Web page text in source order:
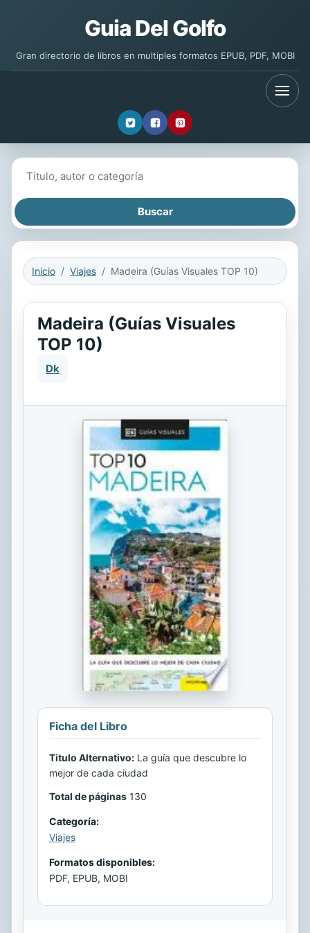
Guia Del Golfo
Gran directorio de libros en multiples formatos EPUB, PDF, MOBI
Inicio Viajes Madeira (Guías Visuales TOP 10)
Madeira (Guías Visuales
TOP 10)
Dk
Ficha del Libro
Titulo Alternativo: La guía que descubre lo
mejor de cada ciudad
Total de páginas 130
Categoría:
Viajes
Formatos disponibles:
PDF, EPUB, MOBI